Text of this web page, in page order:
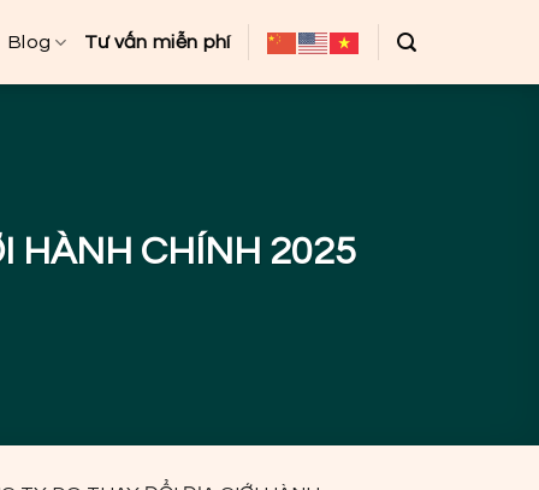
Blog Tư vấn miễn phí
HÀNH CHÍNH 2025